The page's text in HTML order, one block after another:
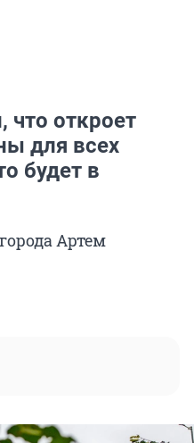
что откроет
для всех
будет в
Артем